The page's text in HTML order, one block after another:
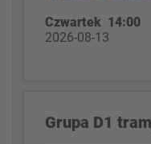
Czwartek 14:00
2026-08-13
Grupa D1